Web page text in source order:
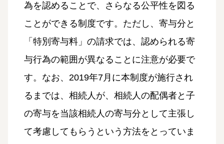
為を認めることで、さらなる公平性を図る
ことができる制度です。ただし、寄与分と
「特別寄与料」の請求では、認められる寄
与行為の範囲が異なることに注意が必要で
す。なお、2019年7月に本制度が施行され
るまでは、相続人が、相続人の配偶者と子
の寄与を当該相続人の寄与分として主張し
て考慮してもらうという方法をとっていま